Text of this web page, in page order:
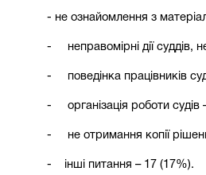
- не ознайомлення з
- неправомірні дії
- поведінка працівників
- організація роботи судів
- не отримання копії
- інші питання – 17 (17%).